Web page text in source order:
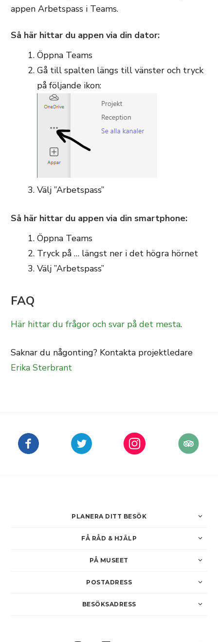
appen Arbetspass i Teams.
Så här hittar du appen via din dator:
Öppna Teams
Gå till spalten längs till vänster och tryck
på följande ikon:
Välj ”Arbetspass”
Så här hittar du appen via din smartphone:
Öppna Teams
Tryck på … längst ner i det högra hörnet
Välj ”Arbetspass”
FAQ
Här hittar du frågor och svar på det mesta.
Saknar du någonting? Kontakta projektledare
Erika Sterbrant
PLANERA DITT BESÖK
FÅ RÅD & HJÄLP
PÅ MUSEET
POSTADRESS
BESÖKSADRESS